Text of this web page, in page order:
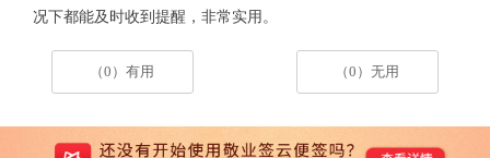
况下都能及时收到提醒，非常实用。
（0）有用 （0）无用